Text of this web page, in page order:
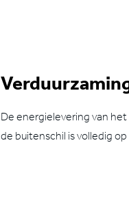
De energielevering van
de buitenschil is volledig